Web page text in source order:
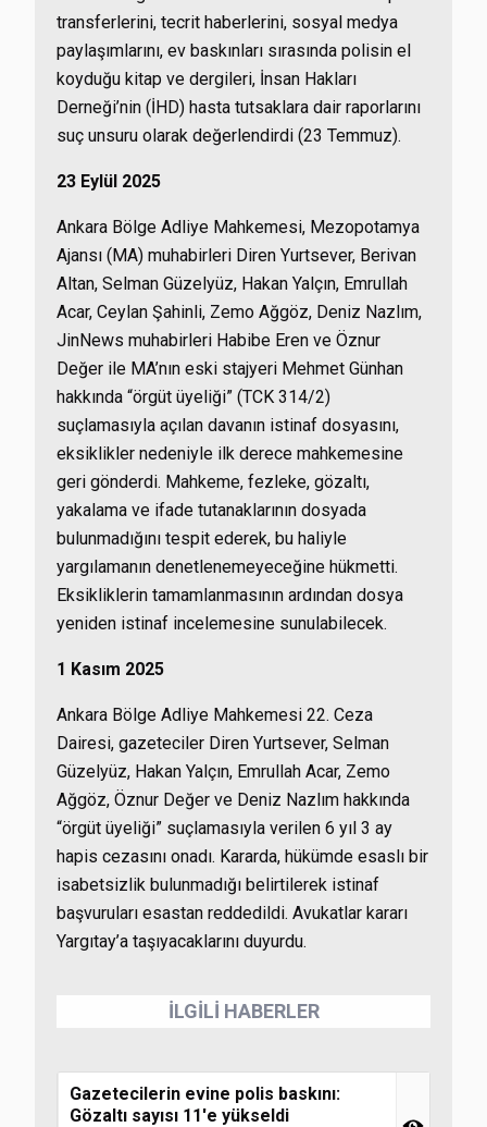
transferlerini, tecrit haberlerini, sosyal medya
paylaşımlarını, ev baskınları sırasında polisin el
koyduğu kitap ve dergileri, İnsan Hakları
Derneği’nin (İHD) hasta tutsaklara dair raporlarını
suç unsuru olarak değerlendirdi (23 Temmuz).
23 Eylül 2025
Ankara Bölge Adliye Mahkemesi, Mezopotamya
Ajansı (MA) muhabirleri Diren Yurtsever, Berivan
Altan, Selman Güzelyüz, Hakan Yalçın, Emrullah
Acar, Ceylan Şahinli, Zemo Ağgöz, Deniz Nazlım,
JinNews muhabirleri Habibe Eren ve Öznur
Değer ile MA’nın eski stajyeri Mehmet Günhan
hakkında “örgüt üyeliği” (TCK 314/2)
suçlamasıyla açılan davanın istinaf dosyasını,
eksiklikler nedeniyle ilk derece mahkemesine
geri gönderdi. Mahkeme, fezleke, gözaltı,
yakalama ve ifade tutanaklarının dosyada
bulunmadığını tespit ederek, bu haliyle
yargılamanın denetlenemeyeceğine hükmetti.
Eksikliklerin tamamlanmasının ardından dosya
yeniden istinaf incelemesine sunulabilecek.
1 Kasım 2025
Ankara Bölge Adliye Mahkemesi 22. Ceza
Dairesi, gazeteciler Diren Yurtsever, Selman
Güzelyüz, Hakan Yalçın, Emrullah Acar, Zemo
Ağgöz, Öznur Değer ve Deniz Nazlım hakkında
“örgüt üyeliği” suçlamasıyla verilen 6 yıl 3 ay
hapis cezasını onadı. Kararda, hükümde esaslı bir
isabetsizlik bulunmadığı belirtilerek istinaf
başvuruları esastan reddedildi. Avukatlar kararı
Yargıtay’a taşıyacaklarını duyurdu.
İLGİLİ HABERLER
Gazetecilerin evine polis baskını:
Gözaltı sayısı 11'e yükseldi